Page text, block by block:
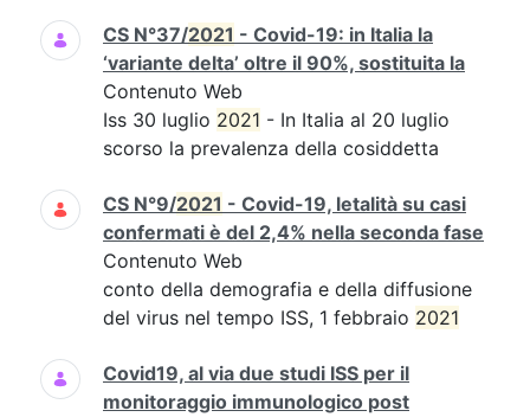
CS N°37/2021 - Covid-19: in Italia la
‘variante delta’ oltre il 90%, sostituita la
Contenuto Web
Iss 30 luglio 2021 - In Italia al 20 luglio
scorso la prevalenza della cosiddetta
CS N°9/2021 - Covid-19, letalità su casi
confermati è del 2,4% nella seconda fase
Contenuto Web
conto della demografia e della diffusione
del virus nel tempo ISS, 1 febbraio 2021
Covid19, al via due studi ISS per il
monitoraggio immunologico post